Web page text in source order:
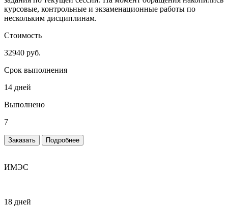
курсовые, контрольные и экзаменационные работы по
нескольким дисциплинам.
Стоимость
32940 руб.
Срок выполнения
14 дней
Выполнено
7
Заказать Подробнее
ИМЭС
18 дней